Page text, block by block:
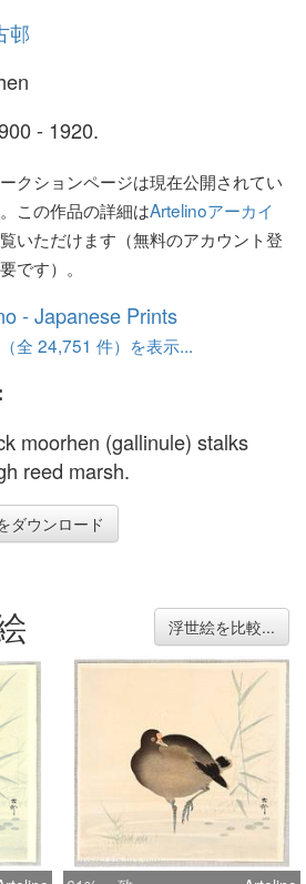
邨
- 1920.
クションページは現在公開されてい
この作品の詳細はArtelinoアーカイ
いただけます（無料のアカウント登
です）。
- Japanese Prints
全 24,751 件）を表示...
moorhen (gallinule) stalks
reed marsh.
ダウンロード
浮世絵を比較...